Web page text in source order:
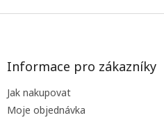
Z
Informace pro zákazníky
Jak nakupovat
Moje objednávka